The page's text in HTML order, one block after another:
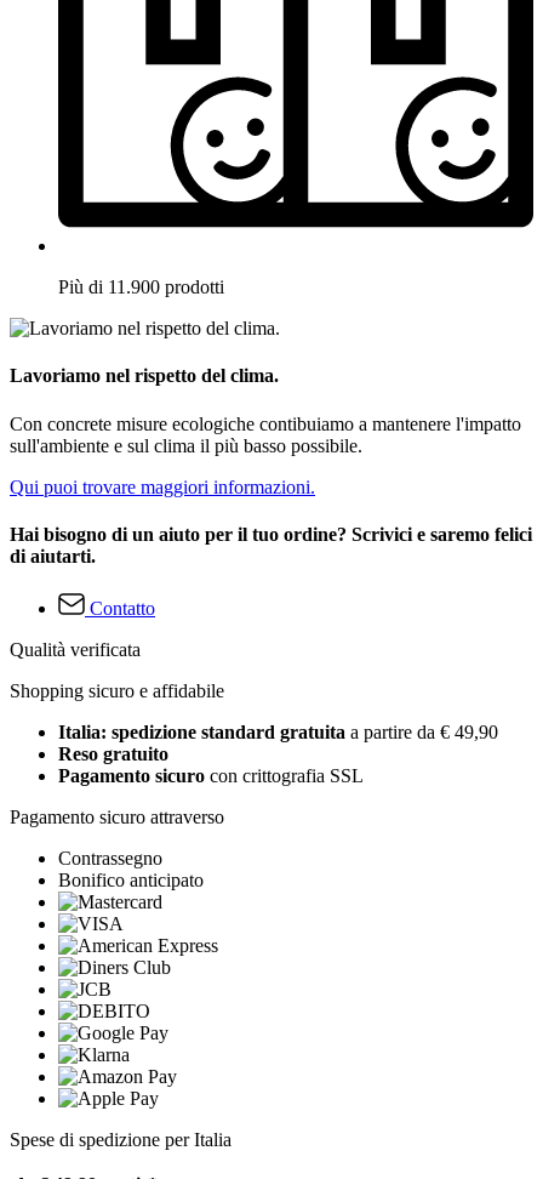
Più di 11.900 prodotti
Lavoriamo nel rispetto del clima.
Con concrete misure ecologiche contibuiamo a mantenere l'impatto
sull'ambiente e sul clima il più basso possibile.
Qui puoi trovare maggiori informazioni.
Hai bisogno di un aiuto per il tuo ordine? Scrivici e saremo felici
di aiutarti.
Contatto
Qualità verificata
Shopping sicuro e affidabile
Italia: spedizione standard gratuita a partire da € 49,90
Reso gratuito
Pagamento sicuro con crittografia SSL
Pagamento sicuro attraverso
Contrassegno
Bonifico anticipato
Spese di spedizione per Italia